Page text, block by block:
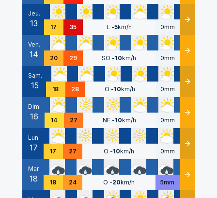
Jeu.
13 17 35 E -5km/h 0mm Détails
Ven.
14 20 29 SO -10km/h 0mm Détails
Sam.
15 18 28 O -10km/h 0mm Détails
Dim.
16 14 27 NE -10km/h 0mm Détails
Lun.
17 17 27 O -10km/h 0mm Détails
Mar.
18 18 24 O -20km/h 5mm Détails